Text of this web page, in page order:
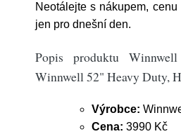
Neotálejte s nákupem,
jen pro dnešní den.
Popis produktu
Winnwell 52" Heavy Duty,
Výrobce:
Cena: 3990 Kč